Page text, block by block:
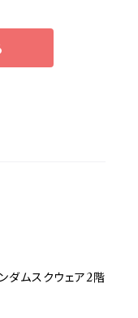
ムスクウェア2階